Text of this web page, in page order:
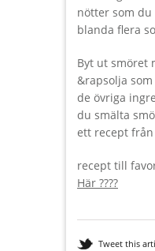
nötter som
blanda flera
Byt ut smöret
&rapsolja
de övriga
du smälta
ett recept från
recept till
Här ????
Tweet this